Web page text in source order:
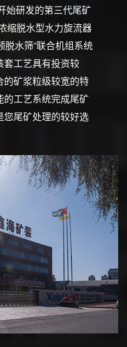
始研发的第三代尾矿
缩脱水型水力旋流器
水筛”联合机组系统
套工艺具有投资较
的矿浆粒级较宽的特
的工艺系统完成尾矿
您尾矿处理的较好选